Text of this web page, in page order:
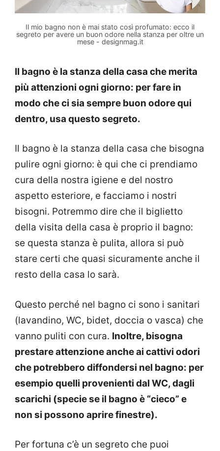
Il mio bagno non è mai stato così profumato: ecco il
segreto per avere un buon odore nella stanza per oltre un
mese - designmag.it
Il bagno è la stanza della casa che merita
più attenzioni ogni giorno: per fare in
modo che ci sia sempre buon odore qui
dentro, usa questo segreto.
Il bagno è la stanza della casa che bisogna
pulire ogni giorno: è qui che ci prendiamo
cura della nostra igiene e del nostro
aspetto esteriore, e facciamo i nostri
bisogni. Potremmo dire che il biglietto
della visita della casa è proprio il bagno:
se questa stanza è pulita, allora si può
stare certi che quasi sicuramente anche il
resto della casa lo sarà.
Questo perché nel bagno ci sono i sanitari
(lavandino, WC, bidet, doccia o vasca) che
vanno puliti con cura. Inoltre, bisogna
prestare attenzione anche ai cattivi odori
che potrebbero diffondersi nel bagno: per
esempio quelli provenienti dal WC, dagli
scarichi (specie se il bagno è “cieco” e
non si possono aprire finestre).
Per fortuna c’è un segreto che puoi